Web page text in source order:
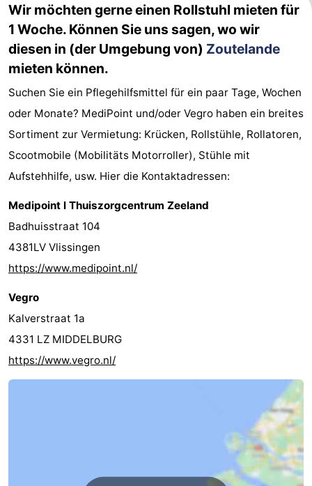
Walcherse
bos
Dishoek
-
Vlissingen
-
Middelburg
Zeeuws-
Vlaanderen
-
Nieuwvliet
-
Sluis
-
Cadzand
Natur
Het
Wetter
Kontakt
Wir möchten gerne einen Rollstuhl mieten für
1 Woche. Können Sie uns sagen, wo wir
diesen in (der Umgebung von) Zoutelande
mieten können.
Suchen Sie ein Pflegehilfsmittel für ein paar Tage, Wochen
oder Monate? MediPoint und/oder Vegro haben ein breites
Sortiment zur Vermietung: Krücken, Rollstühle, Rollatoren,
Scootmobile (Mobilitäts Motorroller), Stühle mit
Aufstehhilfe, usw. Hier die Kontaktadressen:
Medipoint l Thuiszorgcentrum Zeeland
Badhuisstraat 104
4381LV Vlissingen
https://www.medipoint.nl/
Vegro
Kalverstraat 1a
4331 LZ MIDDELBURG
https://www.vegro.nl/